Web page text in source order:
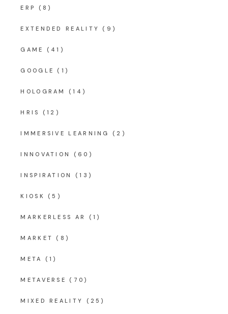
ERP (8)
EXTENDED REALITY (9)
GAME (41)
GOOGLE (1)
HOLOGRAM (14)
HRIS (12)
IMMERSIVE LEARNING (2)
INNOVATION (60)
INSPIRATION (13)
KIOSK (5)
MARKERLESS AR (1)
MARKET (8)
META (1)
METAVERSE (70)
MIXED REALITY (25)